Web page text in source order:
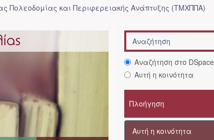
Πολεοδομίας και Περιφερειακής Ανάπτυξης (ΤΜΧΠΠΑ)
Αναζήτηση στο DSpace
Αυτή η κοινότητα
Πλοήγηση
Αυτή η κοινότητα